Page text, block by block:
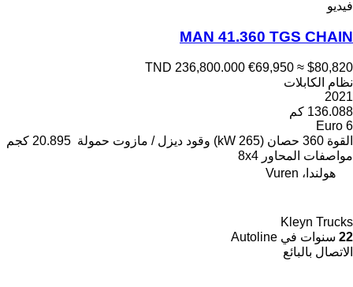
فيديو
MAN 41.360 TGS CHAIN
TND 236,800.000 €69,950 ≈ $80,820
نظام الكابلات
2021
136.088 كم
Euro 6
القوة 360 حصان (265 kW) وقود ديزل / مازوت حمولة 20.895 كجم
مواصفات المحاور 8x4
هولندا، Vuren
Kleyn Trucks
22 سنوات في Autoline
الاتصال بالبائع